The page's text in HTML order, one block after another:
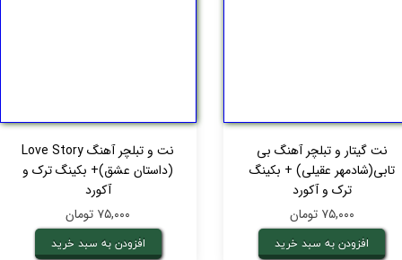
نت گیتار و تبلچر آهنگ بی
تابی(شادمهر عقیلی) + بکینگ
ترک و آکورد
۷۵,۰۰۰ تومان
افزودن به سبد خرید
نت و تبلچر آهنگ Love Story
(داستان عشق)+ بکینگ ترک و
آکورد
۷۵,۰۰۰ تومان
افزودن به سبد خرید